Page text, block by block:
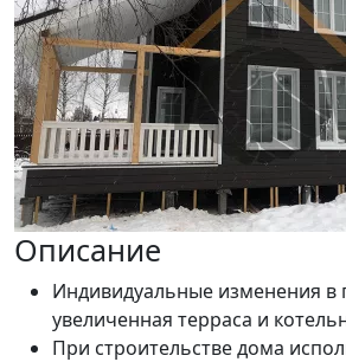
Описание
Индивидуальные изменения в
увеличенная терраса и
При строительстве дома